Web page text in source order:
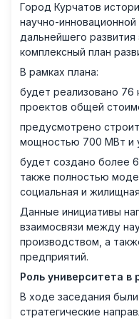
Город Курчатов
научно-
дальнейшего
комплексный план
В рамках плана:
будет реализовано 76
проектов общей
предусмотрено
мощностью 700 МВт и
будет создано более
также полностью
социальная и
Данные инициативы
взаимосвязи между
производством, а
предприятий.
Роль университета в
В ходе заседания
стратегические